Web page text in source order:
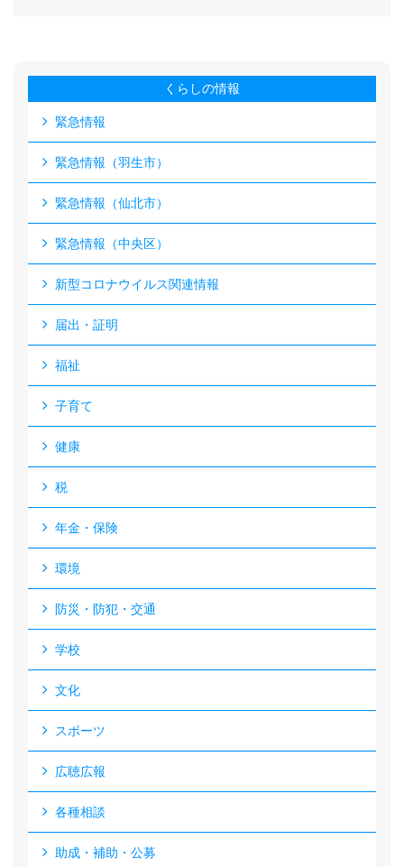
くらしの情報
緊急情報
緊急情報（羽生市）
緊急情報（仙北市）
緊急情報（中央区）
新型コロナウイルス関連情報
届出・証明
福祉
子育て
健康
税
年金・保険
環境
防災・防犯・交通
学校
文化
スポーツ
広聴広報
各種相談
助成・補助・公募